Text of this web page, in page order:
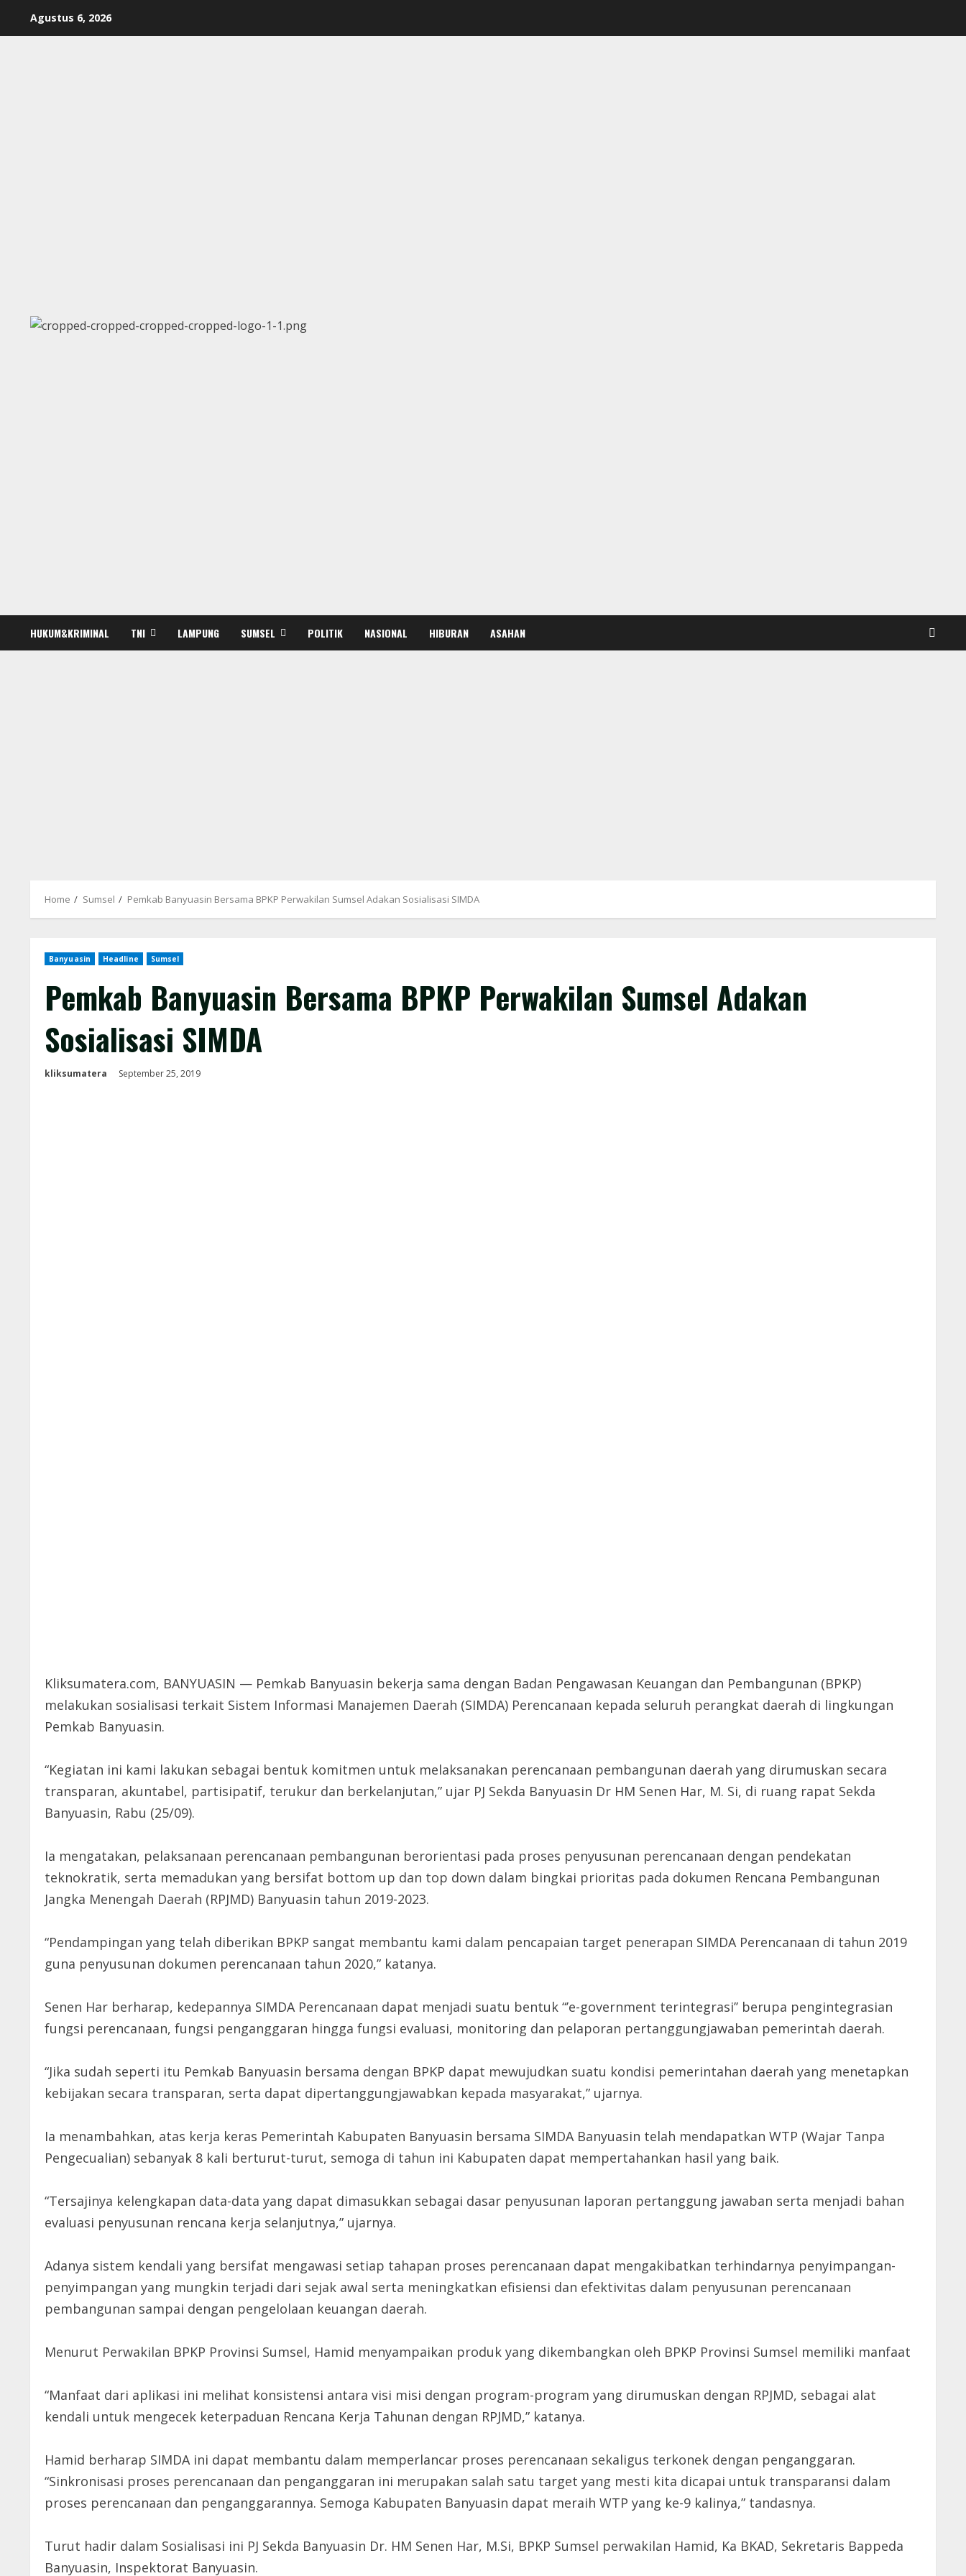
Agustus 6, 2026
HUKUM&KRIMINAL TNI LAMPUNG SUMSEL POLITIK NASIONAL HIBURAN ASAHAN
Home Sumsel Pemkab Banyuasin Bersama BPKP Perwakilan Sumsel Adakan Sosialisasi SIMDA
Banyuasin Headline Sumsel
Pemkab Banyuasin Bersama BPKP Perwakilan Sumsel Adakan
Sosialisasi SIMDA
kliksumatera September 25, 2019
Kliksumatera.com, BANYUASIN — Pemkab Banyuasin bekerja sama dengan Badan Pengawasan Keuangan dan Pembangunan (BPKP)
melakukan sosialisasi terkait Sistem Informasi Manajemen Daerah (SIMDA) Perencanaan kepada seluruh perangkat daerah di lingkungan
Pemkab Banyuasin.
“Kegiatan ini kami lakukan sebagai bentuk komitmen untuk melaksanakan perencanaan pembangunan daerah yang dirumuskan secara
transparan, akuntabel, partisipatif, terukur dan berkelanjutan,” ujar PJ Sekda Banyuasin Dr HM Senen Har, M. Si, di ruang rapat Sekda
Banyuasin, Rabu (25/09).
Ia mengatakan, pelaksanaan perencanaan pembangunan berorientasi pada proses penyusunan perencanaan dengan pendekatan
teknokratik, serta memadukan yang bersifat bottom up dan top down dalam bingkai prioritas pada dokumen Rencana Pembangunan
Jangka Menengah Daerah (RPJMD) Banyuasin tahun 2019-2023.
“Pendampingan yang telah diberikan BPKP sangat membantu kami dalam pencapaian target penerapan SIMDA Perencanaan di tahun 2019
guna penyusunan dokumen perencanaan tahun 2020,” katanya.
Senen Har berharap, kedepannya SIMDA Perencanaan dapat menjadi suatu bentuk “’e-government terintegrasi’’ berupa pengintegrasian
fungsi perencanaan, fungsi penganggaran hingga fungsi evaluasi, monitoring dan pelaporan pertanggungjawaban pemerintah daerah.
“Jika sudah seperti itu Pemkab Banyuasin bersama dengan BPKP dapat mewujudkan suatu kondisi pemerintahan daerah yang menetapkan
kebijakan secara transparan, serta dapat dipertanggungjawabkan kepada masyarakat,” ujarnya.
Ia menambahkan, atas kerja keras Pemerintah Kabupaten Banyuasin bersama SIMDA Banyuasin telah mendapatkan WTP (Wajar Tanpa
Pengecualian) sebanyak 8 kali berturut-turut, semoga di tahun ini Kabupaten dapat mempertahankan hasil yang baik.
“Tersajinya kelengkapan data-data yang dapat dimasukkan sebagai dasar penyusunan laporan pertanggung jawaban serta menjadi bahan
evaluasi penyusunan rencana kerja selanjutnya,” ujarnya.
Adanya sistem kendali yang bersifat mengawasi setiap tahapan proses perencanaan dapat mengakibatkan terhindarnya penyimpangan-
penyimpangan yang mungkin terjadi dari sejak awal serta meningkatkan efisiensi dan efektivitas dalam penyusunan perencanaan
pembangunan sampai dengan pengelolaan keuangan daerah.
Menurut Perwakilan BPKP Provinsi Sumsel, Hamid menyampaikan produk yang dikembangkan oleh BPKP Provinsi Sumsel memiliki manfaat
“Manfaat dari aplikasi ini melihat konsistensi antara visi misi dengan program-program yang dirumuskan dengan RPJMD, sebagai alat
kendali untuk mengecek keterpaduan Rencana Kerja Tahunan dengan RPJMD,” katanya.
Hamid berharap SIMDA ini dapat membantu dalam memperlancar proses perencanaan sekaligus terkonek dengan penganggaran.
“Sinkronisasi proses perencanaan dan penganggaran ini merupakan salah satu target yang mesti kita dicapai untuk transparansi dalam
proses perencanaan dan penganggarannya. Semoga Kabupaten Banyuasin dapat meraih WTP yang ke-9 kalinya,” tandasnya.
Turut hadir dalam Sosialisasi ini PJ Sekda Banyuasin Dr. HM Senen Har, M.Si, BPKP Sumsel perwakilan Hamid, Ka BKAD, Sekretaris Bappeda
Banyuasin, Inspektorat Banyuasin.